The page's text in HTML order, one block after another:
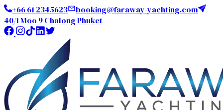
+66 61 2345623
booking@faraway-yachting.com
40/1 Moo 9 Chalong Phuket